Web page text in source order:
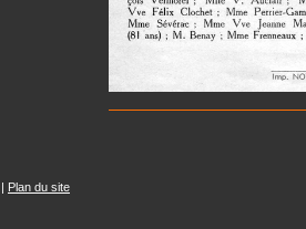
| Plan du site